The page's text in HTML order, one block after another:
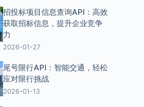
招投标项目信息查询API：高效
获取招标信息，提升企业竞争
力
2026-01-27
尾号限行API：智能交通，轻松
应对限行挑战
2026-01-13